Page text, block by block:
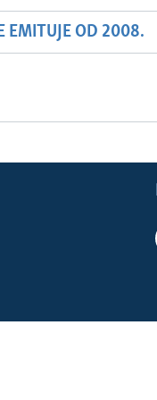
EMITUJE OD 2008.